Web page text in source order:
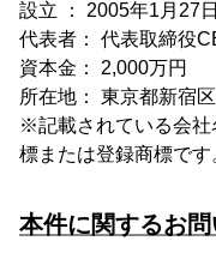
設立 ： 2005年1月27日
代表者： 代表取締役
資本金： 2,000万円
所在地： 東京都新宿
※記載されている会社
標または登録商標です
本件に関するお